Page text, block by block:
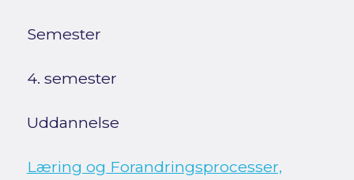
Semester
4. semester
Uddannelse
Læring og Forandringsprocesser,